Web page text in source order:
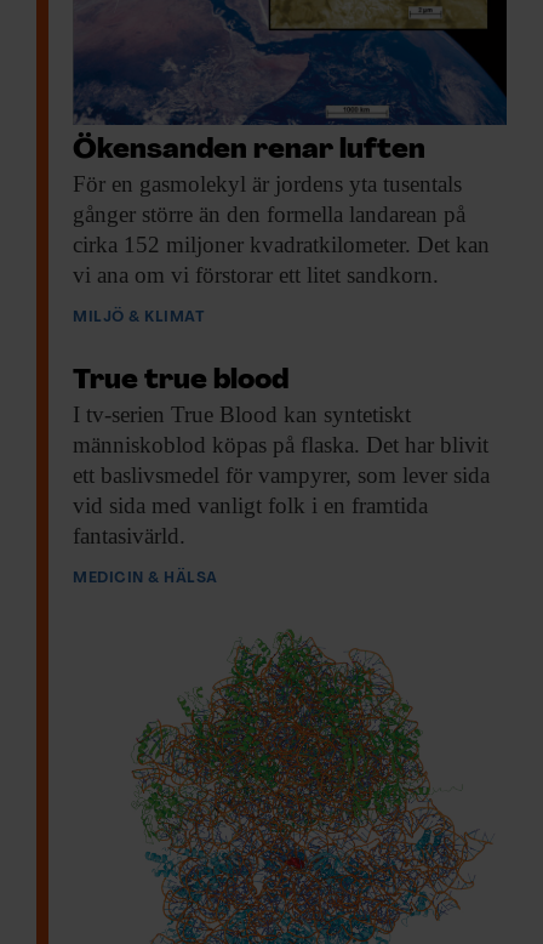
Ökensanden renar luften
För en gasmolekyl är jordens yta tusentals
gånger större än den formella landarean på
cirka 152 miljoner kvadratkilometer. Det kan
vi ana om vi förstorar ett litet sandkorn.
MILJÖ & KLIMAT
True true blood
I tv-serien True Blood kan syntetiskt
människoblod köpas på flaska. Det har blivit
ett baslivsmedel för vampyrer, som lever sida
vid sida med vanligt folk i en framtida
fantasivärld.
MEDICIN & HÄLSA